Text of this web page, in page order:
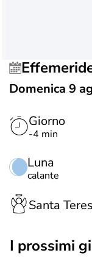
Domenica 9
Giorno
-4 min
Luna
calante
Santa
i prossimi